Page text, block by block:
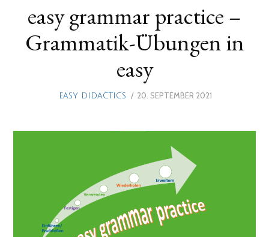
easy grammar practice –
Grammatik-Übungen in
easy
EASY DIDACTICS
POSTED
20. SEPTEMBER 2021